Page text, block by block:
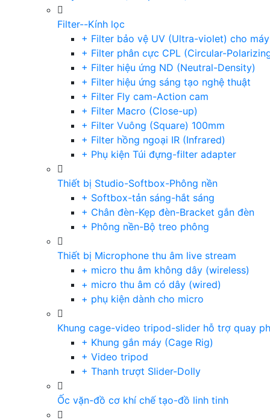
Filter--Kính lọc
+ Filter bảo vệ UV (Ultra-violet) cho
+ Filter phân cực CPL (Circular-
+ Filter hiệu ứng ND (Neutral-Density)
+ Filter hiệu ứng sáng tạo nghệ thuật
+ Filter Fly cam-Action cam
+ Filter Macro (Close-up)
+ Filter Vuông (Square) 100mm
+ Filter hồng ngoại IR (Infrared)
+ Phụ kiện Túi đựng-filter adapter
Thiết bị Studio-Softbox-Phông nền
+ Softbox-tản sáng-hắt sáng
+ Chân đèn-Kẹp đèn-Bracket gắn đèn
+ Phông nền-Bộ treo phông
Thiết bị Microphone thu âm live stream
+ micro thu âm không dây (wireless)
+ micro thu âm có dây (wired)
+ phụ kiện dành cho micro
Khung cage-video tripod-slider hỗ trợ quay
+ Khung gắn máy (Cage Rig)
+ Video tripod
+ Thanh trượt Slider-Dolly
Ốc vặn-đồ cơ khí chế tạo-đồ linh tinh